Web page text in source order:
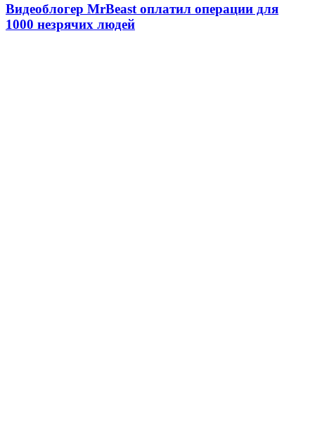
Видеоблогер MrBeast оплатил операции для
1000 незрячих людей